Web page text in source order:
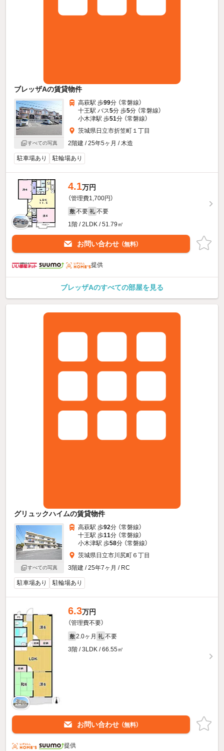
ブレッザAの賃貸物件
すべての写真
高萩駅 歩99分 （常磐線）
十王駅 バス5分 歩5分 （常磐線）
小木津駅 歩51分 （常磐線）
茨城県日立市折笠町１丁目
2階建 / 25年5ヶ月 / 木造
駐車場あり 駐輪場あり
4.1万円
（管理費1,700円）
敷 不要 礼 不要
1階 / 2LDK / 51.79㎡
お問い合わせ （無料）
提供
ブレッザAのすべての部屋を見る
グリュックハイムの賃貸物件
すべての写真
高萩駅 歩92分 （常磐線）
十王駅 歩11分 （常磐線）
小木津駅 歩58分 （常磐線）
茨城県日立市川尻町６丁目
3階建 / 25年7ヶ月 / RC
駐車場あり 駐輪場あり
6.3万円
（管理費不要）
敷 2.0ヶ月 礼 不要
3階 / 3LDK / 66.55㎡
お問い合わせ （無料）
提供